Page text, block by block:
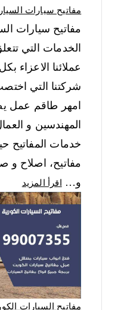
مفاتيح سيارات
مفاتيح سيارات
الخدمات التي
عملائنا الاعزاء
شركتنا التي
امهر طاقم عمل
المهندسين و
خدمات المفاتيح
مفاتيح، اصلاح و
و…
اقرأ المزيد